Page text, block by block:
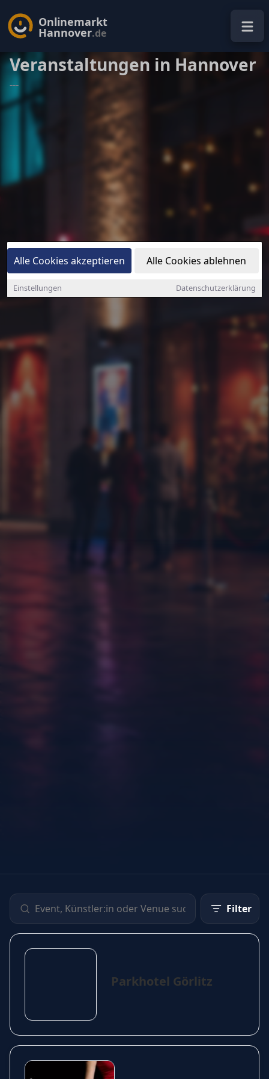
Alle Cookies akzeptieren Alle Cookies ablehnen
Einstellungen Datenschutzerklärung
Onlinemarkt
Hannover.de
Veranstaltungen in Hannover
---
Filter
Parkhotel Görlitz